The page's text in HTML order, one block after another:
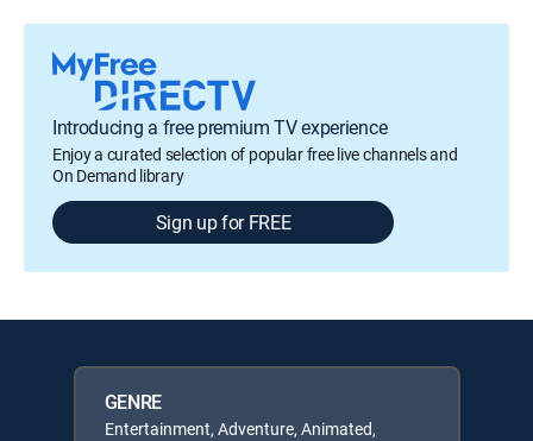
Introducing a free premium TV experience
Enjoy a curated selection of popular free live channels and
On Demand library
Sign up for FREE
GENRE
Entertainment, Adventure, Animated,